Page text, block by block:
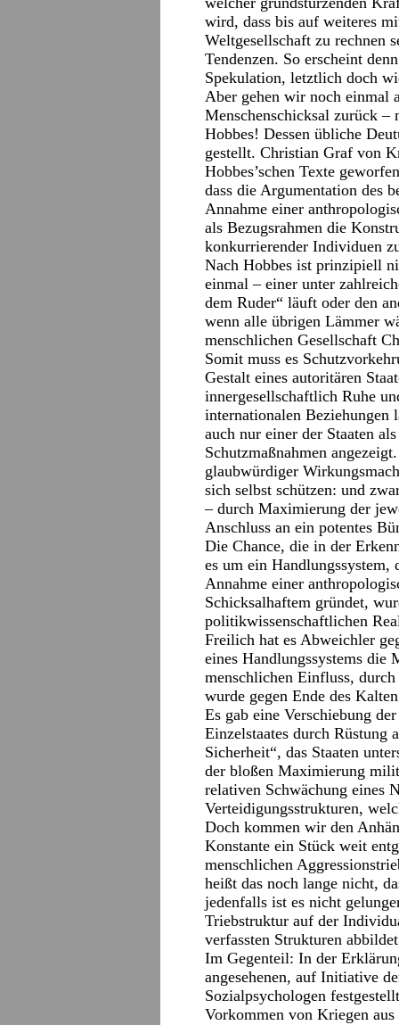
wird, dass bis auf weiteres
Weltgesellschaft zu rechnen
Tendenzen. So erscheint
Spekulation, letztlich doch
Aber gehen wir noch einmal
Menschenschicksal zurück –
Hobbes! Dessen übliche
gestellt. Christian Graf von
Hobbes’schen Texte
dass die Argumentation des
Annahme einer
als Bezugsrahmen die
konkurrierender Individuen
Nach Hobbes ist prinzipiell
einmal – einer unter
dem Ruder“ läuft oder den
wenn alle übrigen Lämmer
menschlichen Gesellschaft
Somit muss es
Gestalt eines autoritären
innergesellschaftlich Ruhe
internationalen Beziehungen
auch nur einer der Staaten
Schutzmaßnahmen
glaubwürdiger
sich selbst schützen: und
– durch Maximierung der
Anschluss an ein potentes
Die Chance, die in der
es um ein
Annahme einer
Schicksalhaftem gründet,
politikwissenschaftlichen
Freilich hat es Abweichler
eines Handlungssystems die
menschlichen Einfluss,
wurde gegen Ende des
Es gab eine Verschiebung
Einzelstaates durch Rüstung
Sicherheit“, das Staaten
der bloßen Maximierung
relativen Schwächung eines
Verteidigungsstrukturen,
Doch kommen wir den
Konstante ein Stück weit
menschlichen
heißt das noch lange nicht,
jedenfalls ist es nicht
Triebstruktur auf der
verfassten Strukturen
Im Gegenteil: In der
angesehenen, auf Initiative
Sozialpsychologen
Vorkommen von Kriegen